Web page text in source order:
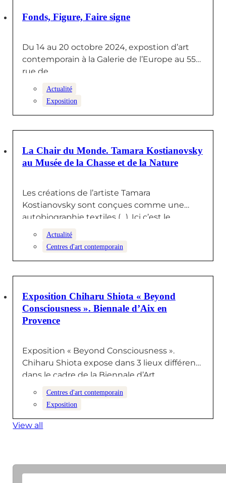
7 OCTOBRE 2024
Fonds, Figure, Faire signe
Du 14 au 20 octobre 2024, expostion d’art
contemporain à la Galerie de l’Europe au 55
rue de…
Actualité
Exposition
1 OCTOBRE 2024
La Chair du Monde. Tamara Kostianovsky
au Musée de la Chasse et de la Nature
Les créations de l’artiste Tamara
Kostianovsky sont conçues comme une
autobiographie textiles (…). Ici c’est le
Actualité
Centres d'art contemporain
23 AOÛT 2024
Exposition Chiharu Shiota « Beyond
Consciousness ». Biennale d’Aix en
Provence
Exposition « Beyond Consciousness ».
Chiharu Shiota expose dans 3 lieux différents
dans le cadre de la Biennale d’Art
Centres d'art contemporain
Exposition
View all